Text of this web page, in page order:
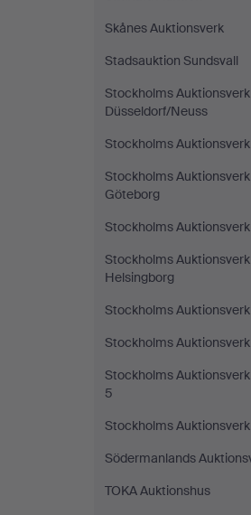
Skånes Auktionsverk
Stadsauktion Sundsvall
Stockholms Auktionsverk
Düsseldorf/Neuss
Stockholms
Stockholms Auktionsverk
Göteborg
Stockholms
Stockholms Auktionsverk
Helsingborg
Stockholms
Stockholms
Stockholms
5
Stockholms
Södermanlands
TOKA Auktionshus